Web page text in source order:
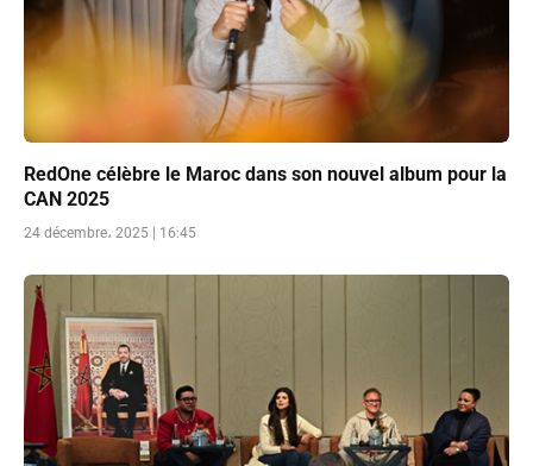
RedOne célèbre le Maroc dans son nouvel album pour la
CAN 2025
24 décembre، 2025 | 16:45